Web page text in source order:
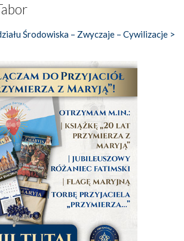
Środowiska – Zwyczaje – Cywilizacje >